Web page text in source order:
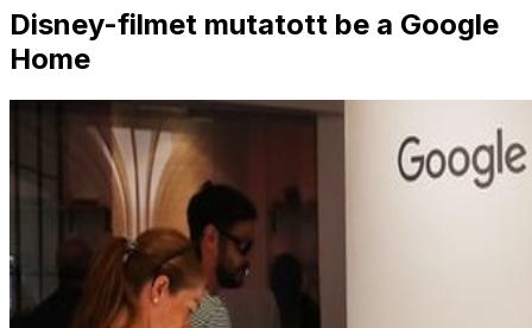
Disney-filmet mutatott be a Google
Home